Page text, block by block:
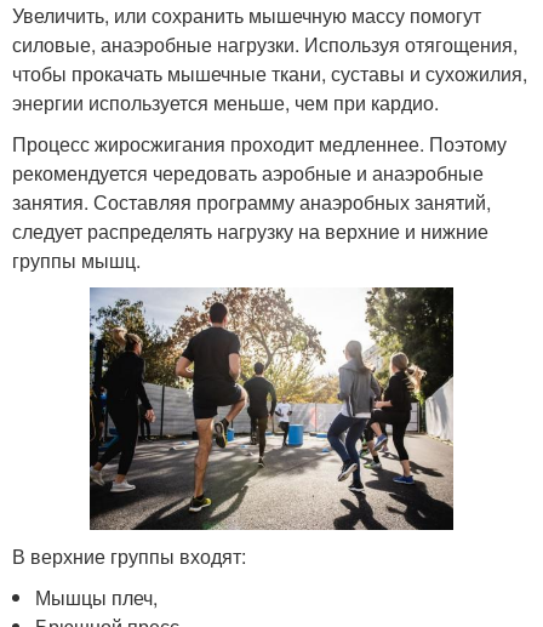
Увеличить, или сохранить мышечную массу помогут
силовые, анаэробные нагрузки. Используя отягощения,
чтобы прокачать мышечные ткани, суставы и сухожилия,
энергии используется меньше, чем при кардио.
Процесс жиросжигания проходит медленнее. Поэтому
рекомендуется чередовать аэробные и анаэробные
занятия. Составляя программу анаэробных занятий,
следует распределять нагрузку на верхние и нижние
группы мышц.
В верхние группы входят:
Мышцы плеч,